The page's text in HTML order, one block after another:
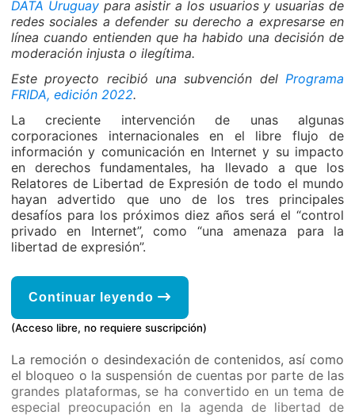
DATA Uruguaypara asistir a los usuarios y usuarias de
redes sociales a defender su derecho a expresarse en
línea cuando entienden que ha habido una decisión de
moderación injusta o ilegítima.
Este proyecto recibió una subvención del Programa
FRIDA, edición 2022.
La creciente intervención de unas algunas
corporaciones internacionales en el libre flujo de
información y comunicación en Internet y su impacto
en derechos fundamentales, ha llevado a que los
Relatores de Libertad de Expresión de todo el mundo
hayan advertido que uno de los tres principales
desafíos para los próximos diez años será el “control
privado en Internet”, como “una amenaza para la
libertad de expresión”.
Continuar leyendo
(Acceso libre, no requiere suscripción)
La remoción o desindexación de contenidos, así como
el bloqueo o la suspensión de cuentas por parte de las
grandes plataformas, se ha convertido en un tema de
especial preocupación en la agenda de libertad de